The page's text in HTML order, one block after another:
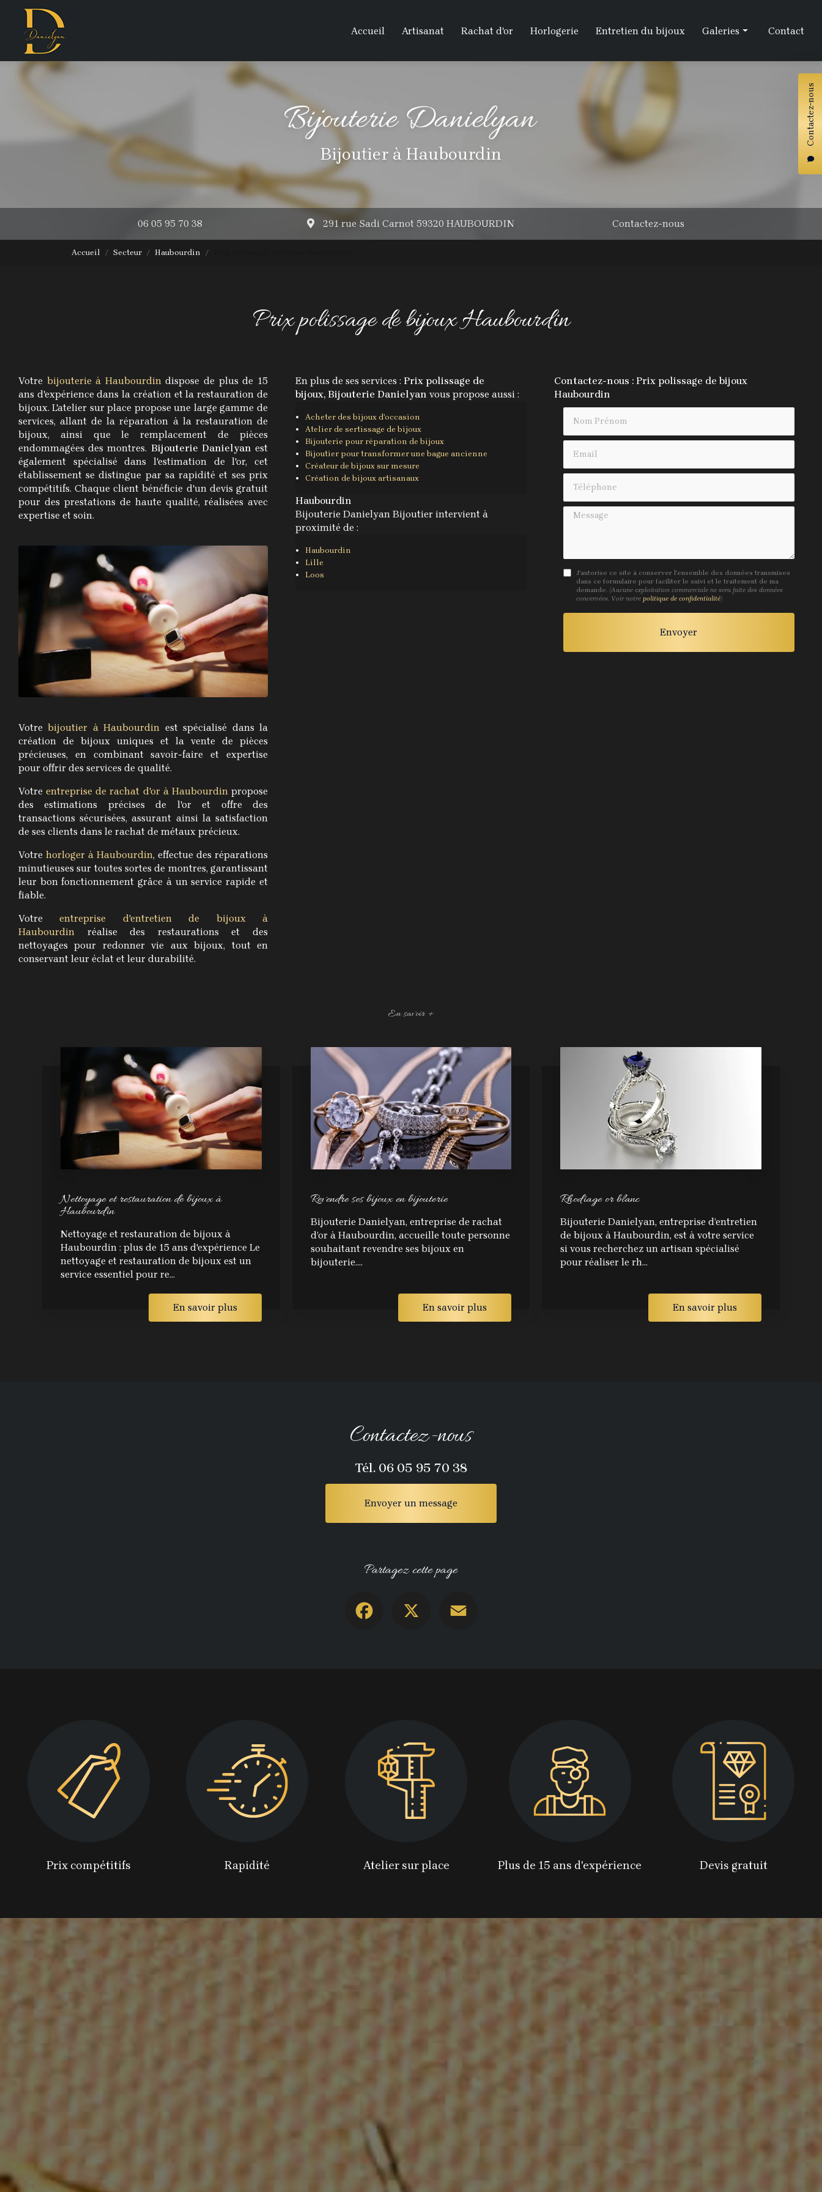
contenu
principal
Contactez-nous
Accueil Artisanat Rachat d'or Horlogerie Entretien du bijoux Galeries Contact
Bijoutier à Haubourdin
06 05 95 70 38 291 rue Sadi Carnot 59320 HAUBOURDIN Contactez-nous
Accueil Secteur Haubourdin
Prix polissage de bijoux Haubourdin
Votre bijouterie à Haubourdindispose de plus de 15
ans d'expérience dans la création et la restauration de
bijoux. L'atelier sur place propose une large gamme de
services, allant de la réparation à la restauration de
bijoux, ainsi que le remplacement de pièces
endommagées des montres. Bijouterie Danielyan est
également spécialisé dans l'estimation de l'or, cet
établissement se distingue par sa rapidité et ses prix
compétitifs. Chaque client bénéficie d'un devis gratuit
pour des prestations de haute qualité, réalisées avec
expertise et soin.
Votrebijoutier à Haubourdin est spécialisé dans la
création de bijoux uniques et la vente de pièces
précieuses, en combinant savoir-faire et expertise
pour offrir des services de qualité.
Votreentreprise de rachat d'or à Haubourdin propose
des estimations précises de l'or et offre des
transactions sécurisées, assurant ainsi la satisfaction
de ses clients dans le rachat de métaux précieux.
Votre horloger à Haubourdin, effectue des réparations
minutieuses sur toutes sortes de montres, garantissant
leur bon fonctionnement grâce à un service rapide et
fiable.
Votreentreprise d'entretien de bijoux à
Haubourdin réalise des restaurations et des
nettoyages pour redonner vie aux bijoux, tout en
conservant leur éclat et leur durabilité.
En plus de ses services : Prix polissage de
bijoux, Bijouterie Danielyan vous propose aussi :
Acheter des bijoux d'occasion
Atelier de sertissage de bijoux
Bijouterie pour réparation de bijoux
Bijoutier pour transformer une bague ancienne
Créateur de bijoux sur mesure
Création de bijoux artisanaux
Haubourdin
Bijouterie Danielyan Bijoutier intervient à
proximité de :
Haubourdin
Lille
Loos
Contactez-nous : Prix polissage de bijoux
Haubourdin
Message
J'autorise ce site à conserver l'ensemble des données transmises
dans ce formulaire pour faciliter le suivi et le traitement de ma
demande. (Aucune exploitation commerciale ne sera faite des données
concervées. Voir notre politique de confidentialité)
En savoir +
Nettoyage et restauration de bijoux à
Haubourdin
Nettoyage et restauration de bijoux à
Haubourdin : plus de 15 ans d'expérience Le
nettoyage et restauration de bijoux est un
service essentiel pour re...
En savoir plus
Revendre ses bijoux en bijouterie
Bijouterie Danielyan, entreprise de rachat
d’or à Haubourdin, accueille toute personne
souhaitant revendre ses bijoux en
bijouterie....
En savoir plus
Rhodiage or blanc
Bijouterie Danielyan, entreprise d’entretien
de bijoux à Haubourdin, est à votre service
si vous recherchez un artisan spécialisé
pour réaliser le rh...
En savoir plus
Contactez-nous
Tél. 06 05 95 70 38
Envoyer un message
Partagez cette page
Prix compétitifs Rapidité Atelier sur place Plus de 15 ans d'expérience Devis gratuit